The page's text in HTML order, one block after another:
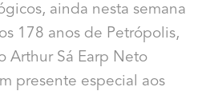
ainda nesta semana
178 anos de Petrópolis,
Arthur Sá Earp Neto
presente especial aos